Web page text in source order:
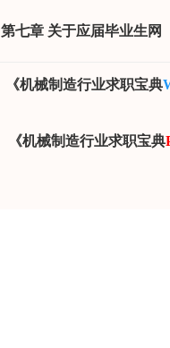
第七章 关于应届毕业生网
《机械制造行业求职宝典
《机械制造行业求职宝典